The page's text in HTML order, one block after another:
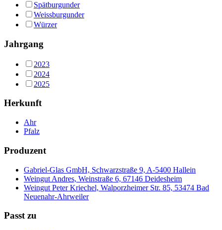
Spätburgunder
Weissburgunder
Würzer
Jahrgang
2023
2024
2025
Herkunft
Ahr
Pfalz
Produzent
Gabriel-Glas GmbH, Schwarzstraße 9, A-5400 Hallein
Weingut Andres, Weinstraße 6, 67146 Deidesheim
Weingut Peter Kriechel, Walporzheimer Str. 85, 53474 Bad
Neuenahr-Ahrweiler
Passt zu